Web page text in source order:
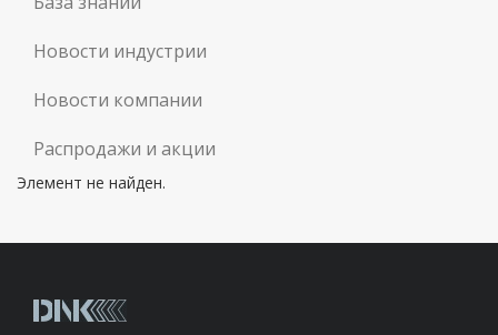
Новости индустрии
Новости компании
Распродажи и акции
Элемент не найден.